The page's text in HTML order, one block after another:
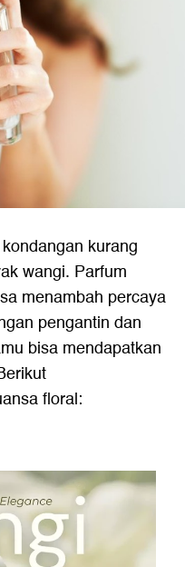
kurang
wangi. Parfum
menambah percaya
pengantin dan
bisa mendapatkan
floral: